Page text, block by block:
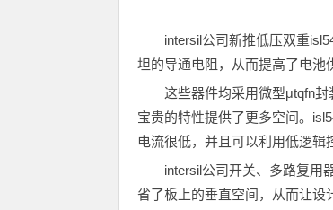
intersil公司新推低压双重
坦的导通电阻，从而提高了电池
这些器件均采用微型μtqfn
宝贵的特性提供了更多空间。
电流很低，并且可以利用低逻辑
intersil公司开关、多路复用
省了板上的垂直空间，从而让设